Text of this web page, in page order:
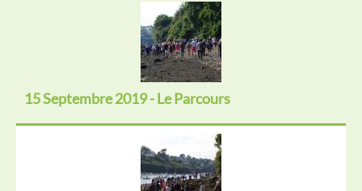
15 Septembre 2019 - Le Parcours